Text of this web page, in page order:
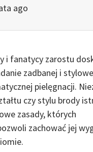
ago
i fanatycy zarostu
zadbanej i
pielęgnacji.
czy stylu brody
zasady, których
zachować jej